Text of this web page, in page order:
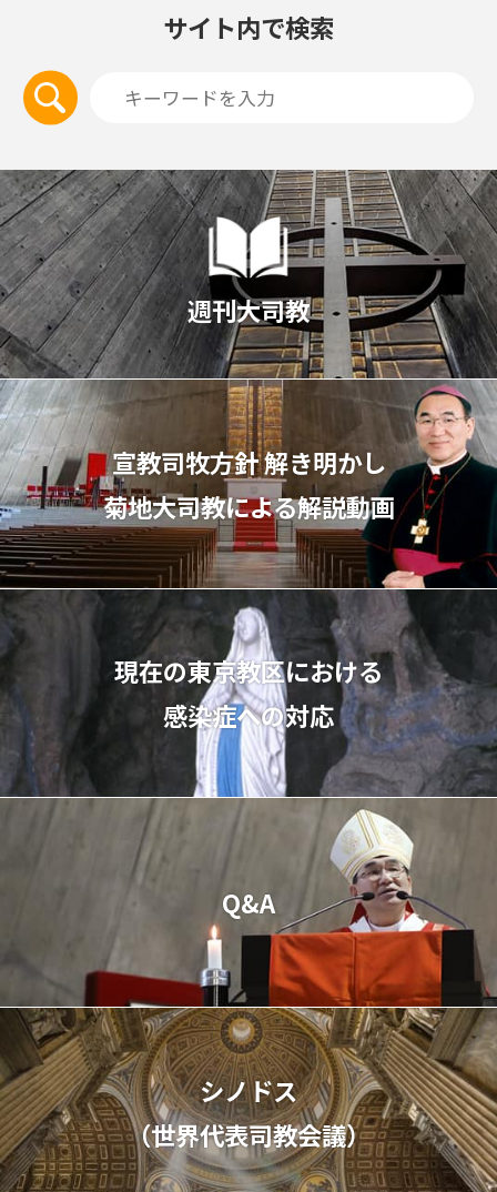
サイト内で検索
週刊大司教
宣教司牧⽅針 解き明かし
菊地⼤司教による解説動画
現在の東京教区における
感染症への対応
Q&A
シノドス
（世界代表司教会議）